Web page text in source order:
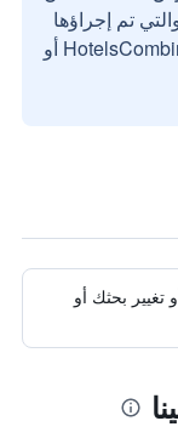
تم إجراؤها
بواسطة مستخدمين حقيقيين مع HotelsCombined أو
تغيير بحثك أو